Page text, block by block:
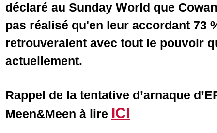
déclaré au Sunday World que
pas réalisé qu'en leur accordant 73
retrouveraient avec tout le pouvoir
actuellement.
Rappel de la tentative d’arnaque
Meen&Meen à lire ICI